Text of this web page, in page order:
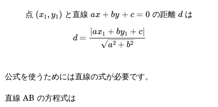
点 (x_1,y_1)
(x1 , y1 ) と直線 ax+by+c=0
ax + by + c = 0 の距離 d
dは
d=\cfrac{|ax_1+by_1+c|}
{\sqrt{a^2+b^2}}
d =
a2 + b2
ax1 + by1 + c
公式を使うためには直線の式が必要です。
直線 AB の方程式は